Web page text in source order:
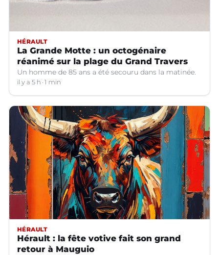
HÉRAULT
La Grande Motte : un octogénaire
réanimé sur la plage du Grand Travers
Un homme de 85 ans a été secouru dans la matinée.
il y a 5 h 1 min
HÉRAULT
Hérault : la fête votive fait son grand
retour à Mauguio